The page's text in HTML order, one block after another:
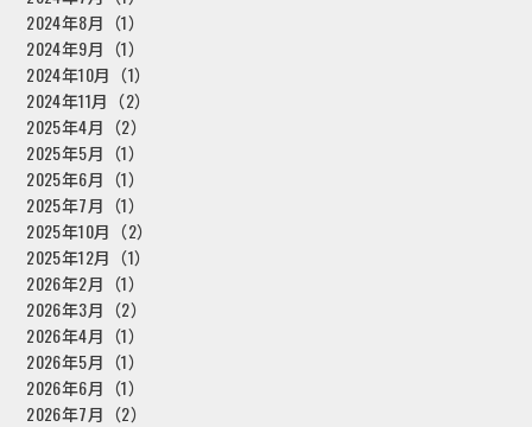
2024年8月（1）
2024年9月（1）
2024年10月（1）
2024年11月（2）
2025年4月（2）
2025年5月（1）
2025年6月（1）
2025年7月（1）
2025年10月（2）
2025年12月（1）
2026年2月（1）
2026年3月（2）
2026年4月（1）
2026年5月（1）
2026年6月（1）
2026年7月（2）